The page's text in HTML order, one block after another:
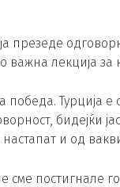
презеде
важна лекција
Турција е
бидејќи
и од
сме постигнале